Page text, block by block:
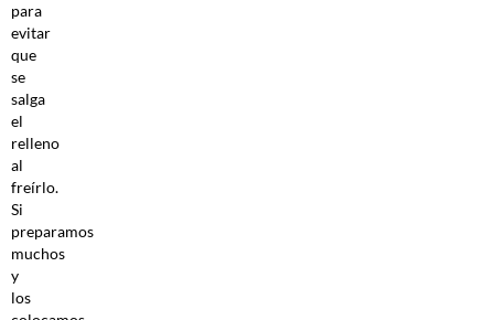
para
evitar
que
se
salga
el
relleno
al
freírlo.
Si
preparamos
muchos
y
los